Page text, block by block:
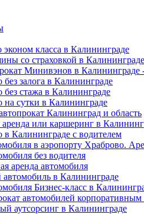
эконом класса в Калининграде
со страховкой в Калининграде
Минивэнов в Калининграде
без залога в Калининграде
без стажа в Калининграде
на сутки в Калининграде
Калининград и область
аренда или каршеринг в
в Калининграде с водителем
в аэропорту Храброво.
без водителя
аренда автомобиля
в Калининграде
Бизнес-класс в
автомобилей
аутсорсинг в Калининграде